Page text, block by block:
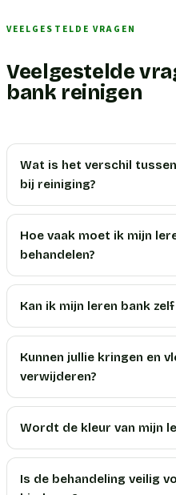
VEELGESTELDE VRAGEN
Veelgestelde
bank reinigen
Wat is het verschil
bij reiniging?
Hoe vaak moet ik mijn
behandelen?
Kan ik mijn leren bank
Kunnen jullie kringen en
verwijderen?
Wordt de kleur van mijn
Is de behandeling veilig